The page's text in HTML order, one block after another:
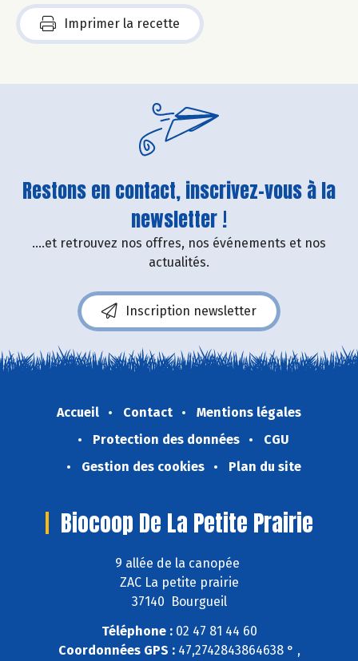
Imprimer la recette
Restons en contact, inscrivez-vous à la
newsletter !
....et retrouvez nos offres, nos événements et nos
actualités.
Inscription newsletter
Accueil Contact
Mentions légales
Protection des données
CGU
Gestion des cookies
Plan du site
Biocoop De La Petite Prairie
9 allée de la canopée
ZAC La petite prairie
37140 Bourgueil
Téléphone :02 47 81 44 60
Coordonnées GPS :47,2742843864638 ° ,